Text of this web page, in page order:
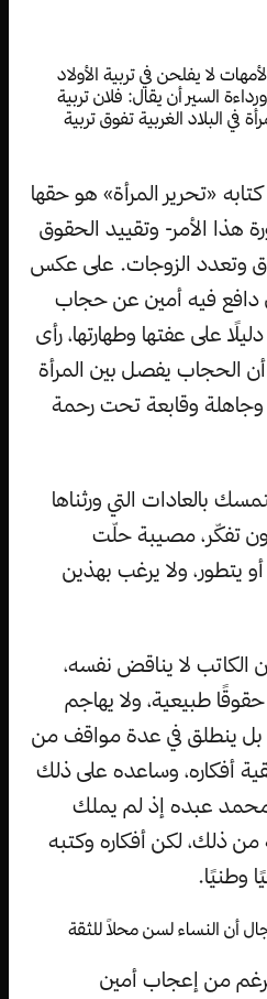
لا يفلحن في تربية الأولاد
السير أن يقال: فلان تربية
في البلاد الغربية تفوق تربية
«تحرير المرأة» هو حقها
هذا الأمر- وتقييد الحقوق
وتعدد الزوجات. على عكس
دافع فيه أمين عن حجاب
على عفتها وطهارتها، رأى
أن الحجاب يفصل بين المرأة
وجاهلة وقابعة تحت رحمة
بالعادات التي ورثناها
تفكّر، مصيبة حلّت
يتطور، ولا يرغب بهذين
الكاتب لا يناقض نفسه،
طبيعية، ولا يهاجم
بل ينطلق في عدة مواقف من
أفكاره، وساعده على ذلك
محمد عبده إذ لم يملك
ذلك، لكن أفكاره وكتبه
وطنيًا.
أن النساء لسن محلاً للثقة
من إعجاب أمين